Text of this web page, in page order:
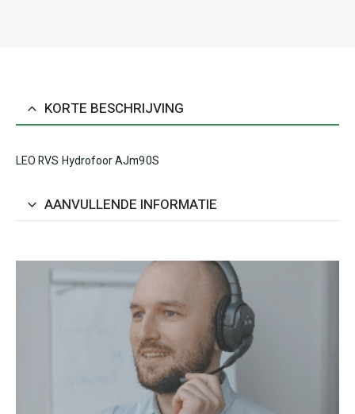
KORTE BESCHRIJVING
LEO RVS Hydrofoor AJm90S
AANVULLENDE INFORMATIE